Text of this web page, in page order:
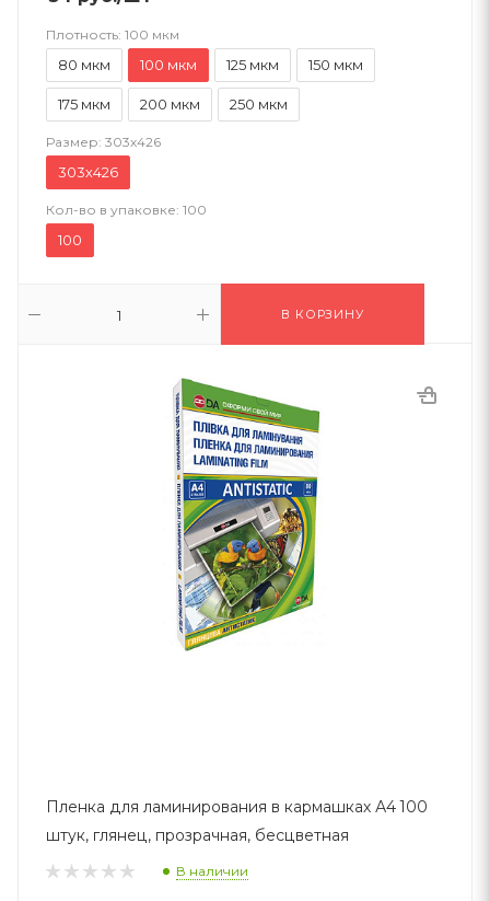
Плотность: 100 мкм
80 мкм 100 мкм 125 мкм 150 мкм
175 мкм 200 мкм 250 мкм
Размер: 303х426
303х426
Кол-во в упаковке: 100
100
В КОРЗИНУ
Пленка для ламинирования в кармашках А4 100
штук, глянец, прозрачная, бесцветная
В наличии